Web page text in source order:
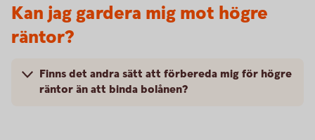
Kan jag gardera mig mot högre
räntor?
Finns det andra sätt att förbereda mig för högre
räntor än att binda bolånen?